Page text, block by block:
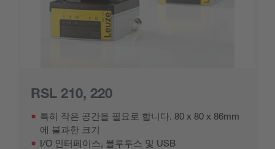
RSL 210, 220
특히 작은 공간을 필요로 합니다. 80 x 80 x 86mm
에 불과한 크기
I/O 인터페이스, 블루투스 및 USB